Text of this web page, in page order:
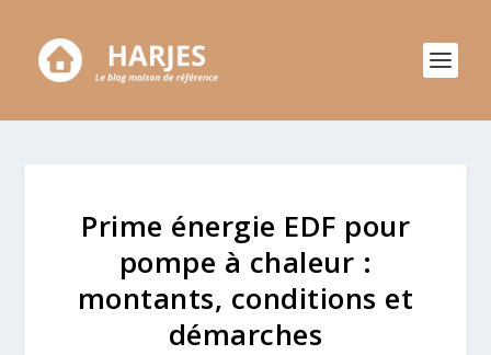
Prime énergie EDF pour
pompe à chaleur :
montants, conditions et
démarches